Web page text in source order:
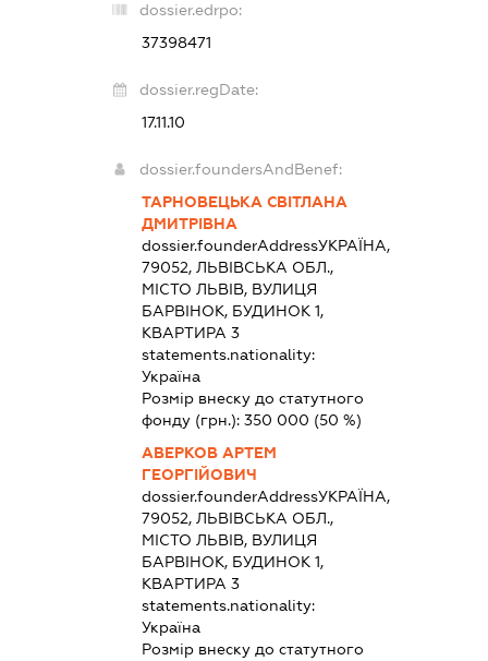
dossier.edrpo:
37398471
dossier.regDate:
17.11.10
dossier.foundersAndBenef:
ТАРНОВЕЦЬКА СВІТЛАНА
ДМИТРІВНА
dossier.founderAddressУКРАЇНА,
79052, ЛЬВІВСЬКА ОБЛ.,
МІСТО ЛЬВІВ, ВУЛИЦЯ
БАРВІНОК, БУДИНОК 1,
КВАРТИРА 3
statements.nationality:
Україна
Розмір внеску до статутного
фонду (грн.):350 000 (50 %)
АВЕРКОВ АРТЕМ
ГЕОРГІЙОВИЧ
dossier.founderAddressУКРАЇНА,
79052, ЛЬВІВСЬКА ОБЛ.,
МІСТО ЛЬВІВ, ВУЛИЦЯ
БАРВІНОК, БУДИНОК 1,
КВАРТИРА 3
statements.nationality:
Україна
Розмір внеску до статутного